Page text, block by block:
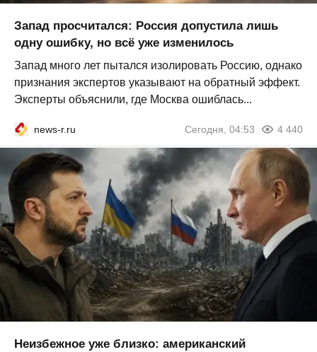
Запад просчитался: Россия допустила лишь
одну ошибку, но всё уже изменилось
Запад много лет пытался изолировать Россию, однако
признания экспертов указывают на обратный эффект.
Эксперты объяснили, где Москва ошиблась...
news-r.ru Сегодня, 04:53 4 440
Неизбежное уже близко: американский